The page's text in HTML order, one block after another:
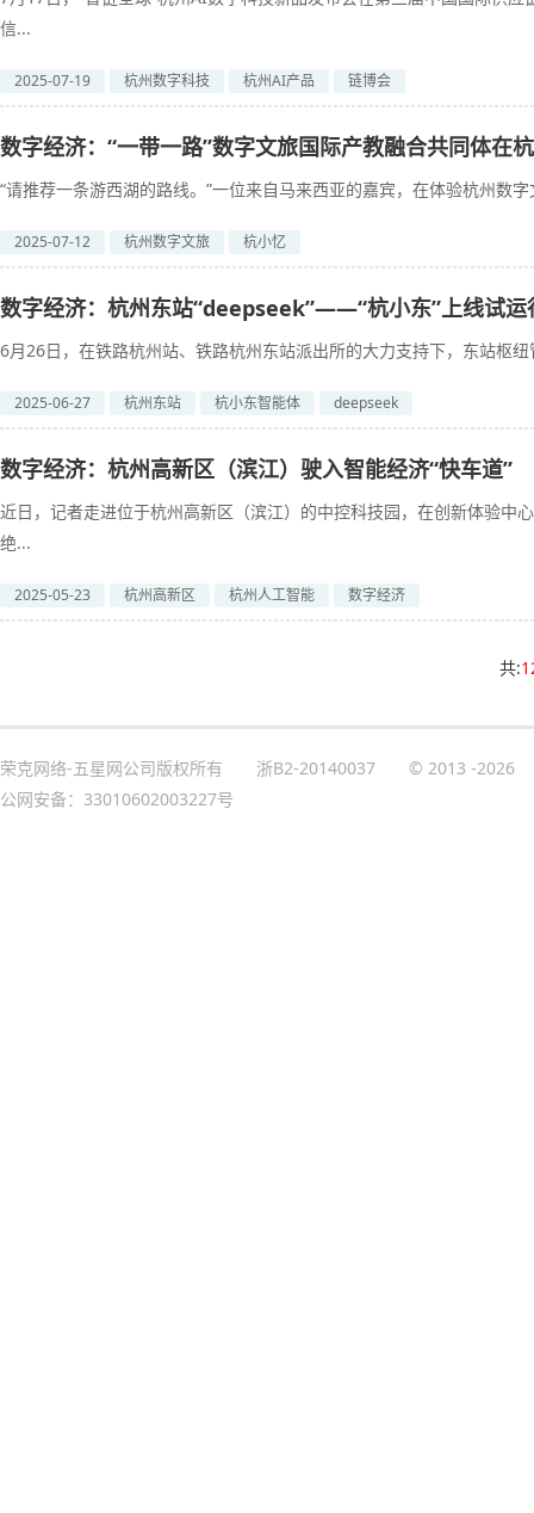
信...
2025-07-19 杭州数字科技 杭州AI产品 链博会
数字经济：“一带一路”数字文旅国际产教融合共同体在
“请推荐一条游西湖的路线。”一位来自马来西亚的嘉宾，在体验杭州数
2025-07-12 杭州数字文旅 杭小忆
数字经济：杭州东站“deepseek”——“杭小东”上线试运
6月26日，在铁路杭州站、铁路杭州东站派出所的大力支持下，东站枢
2025-06-27 杭州东站 杭小东智能体 deepseek
数字经济：杭州高新区（滨江）驶入智能经济“快车道”
近日，记者走进位于杭州高新区（滨江）的中控科技园，在创新体验中
绝...
2025-05-23 杭州高新区 杭州人工智能 数字经济
共:
荣克网络-五星网公司版权所有 浙B2-20140037 © 2013 -2026
公网安备：33010602003227号